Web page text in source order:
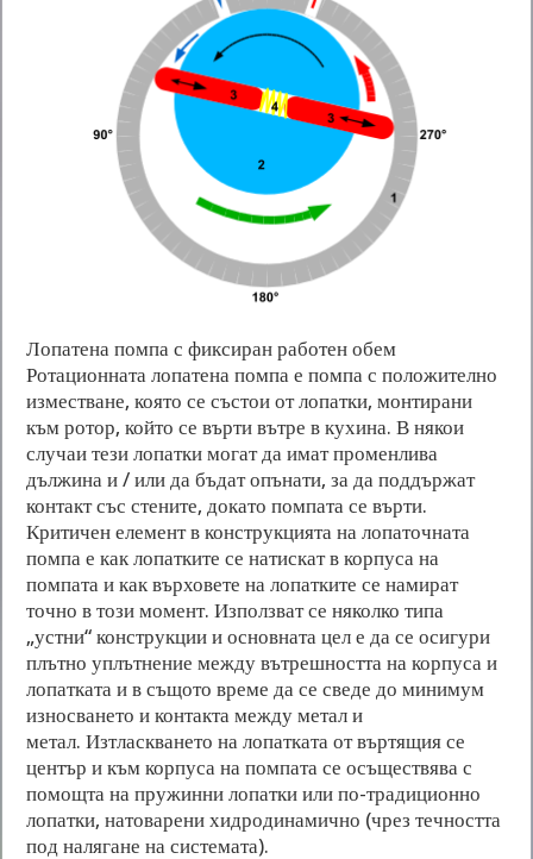
Лопатена помпа с фиксиран работен обем
Ротационната лопатена помпа е помпа с положително
изместване, която се състои от лопатки, монтирани
към ротор, който се върти вътре в кухина. В някои
случаи тези лопатки могат да имат променлива
дължина и / или да бъдат опънати, за да поддържат
контакт със стените, докато помпата се върти.
Критичен елемент в конструкцията на лопаточната
помпа е как лопатките се натискат в корпуса на
помпата и как върховете на лопатките се намират
точно в този момент. Използват се няколко типа
„устни“ конструкции и основната цел е да се осигури
плътно уплътнение между вътрешността на корпуса и
лопатката и в същото време да се сведе до минимум
износването и контакта между метал и
метал. Изтласкването на лопатката от въртящия се
център и към корпуса на помпата се осъществява с
помощта на пружинни лопатки или по-традиционно
лопатки, натоварени хидродинамично (чрез течността
под налягане на системата).